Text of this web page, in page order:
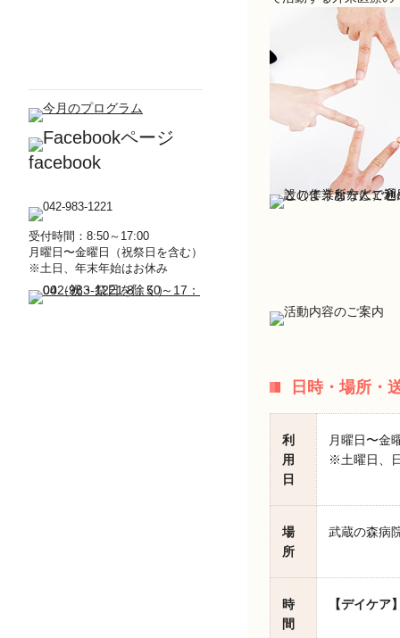
facebook
受付時間：8:50～17:00
月曜日〜金曜日（祝祭日を含む）
※土日、年末年始はお休み
日時・場所・
利
用
日
月曜日〜金
※土曜日、
場
所
武蔵の森病
時
間
【デイケア